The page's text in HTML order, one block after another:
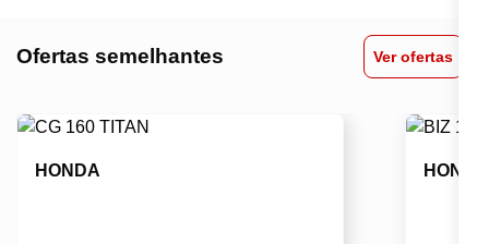
Ofertas semelhantes Ver ofertas
HONDA HONDA